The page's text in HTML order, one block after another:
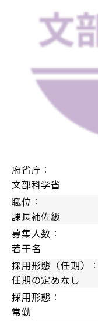
府省庁：
文部科学省
職位：
課長補佐級
募集人数：
若干名
採用形態（任期）：
任期の定めなし
採用形態：
常勤